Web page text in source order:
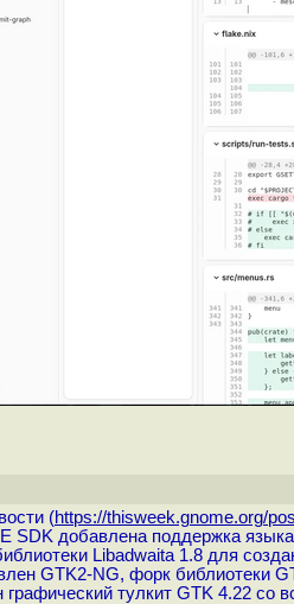
(https://thisweek.gnome.org/
SDK добавлена поддержка
Libadwaita 1.8 для
GTK2-NG, форк библиотеки
тулкит GTK 4.22 со